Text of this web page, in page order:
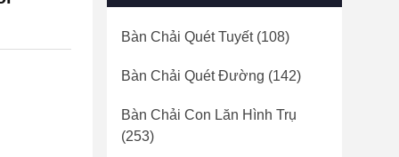
Bàn Chải Quét Tuyết(108)
Bàn Chải Quét Đường (142)
Bàn Chải Con Lăn Hình Trụ
(253)